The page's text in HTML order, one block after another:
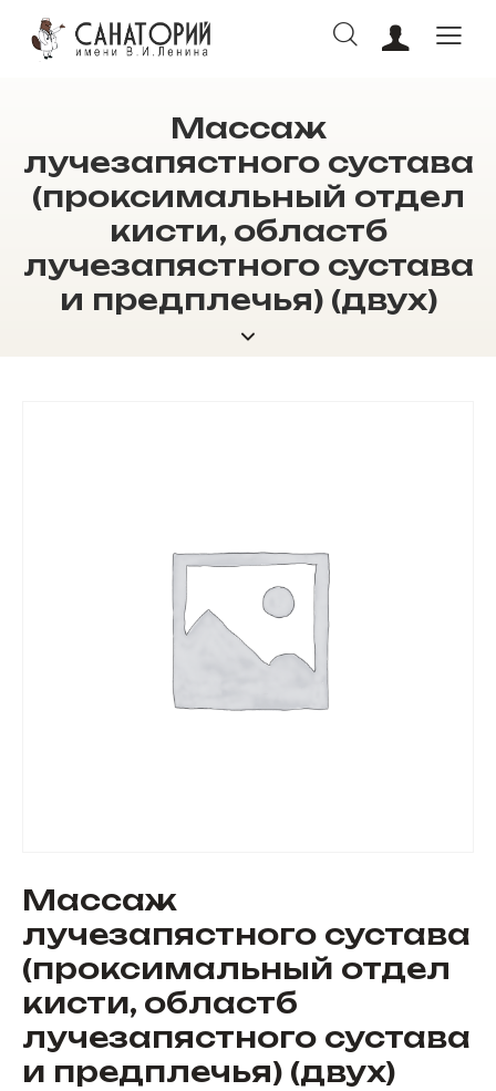
Массаж
лучезапястного сустава
(проксимальный отдел
кисти, областб
лучезапястного сустава
и предплечья) (двух)
Массаж
лучезапястного сустава
(проксимальный отдел
кисти, областб
лучезапястного сустава
и предплечья) (двух)